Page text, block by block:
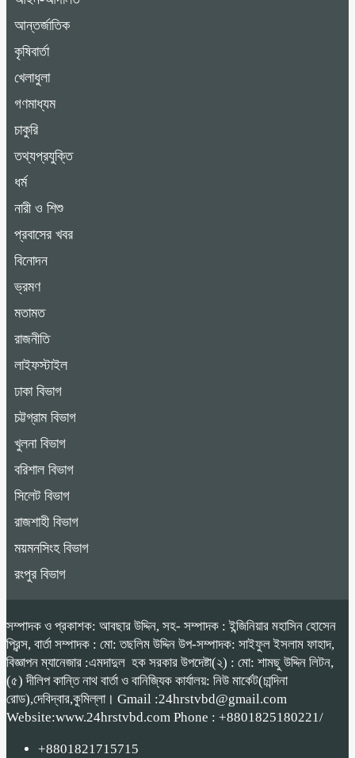
আন্তর্জাতিক
কৃষিবার্তা
খেলাধুলা
গণমাধ্যম
চাকুরি
তথ্যপ্রযুক্তি
ধর্ম
নারী ও শিশু
প্রবাসের খবর
বিনোদন
ভ্রমণ
মতামত
রাজনীতি
লাইফস্টাইল
ঢাকা বিভাগ
চট্টগ্রাম বিভাগ
খুলনা বিভাগ
বরিশাল বিভাগ
সিলেট বিভাগ
রাজশাহী বিভাগ
ময়মনসিংহ বিভাগ
রংপুর বিভাগ
সম্পাদক ও প্রকাশক: আবছার উদ্দিন, সহ- সম্পাদক : ইন্জিনিয়ার মহাসিন হোসেন
প্রিন্স, বার্তা সম্পাদক : মো: তছলিম উদ্দিন উপ-সম্পাদক: সাইফুল ইসলাম ফাহাদ,
বিজ্ঞাপন ম্যানেজার :এমদাদুল হক সরকার উপদেষ্টা(২) : মো: শামছু উদ্দিন লিটন,
(৫) দীলিপ কান্তি নাথ বার্তা ও বানিজ্যিক কার্যালয়: নিউ মার্কেট(চান্দিনা
রোড),দেবিদ্বার,কুমিল্লা। Gmail :24hrstvbd@gmail.com
Website:www.24hrstvbd.com Phone : +8801825180221/
+8801821715715